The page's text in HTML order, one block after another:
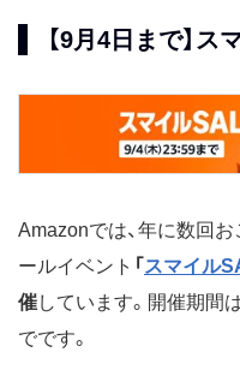
【9月4日まで】ス
Amazonでは、年に数回
ールイベント 「 スマイル
催しています。開催期間
でです。